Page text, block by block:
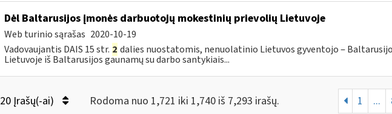
Dėl Baltarusijos įmonės darbuotojų mokestinių prievolių Lietuvoje
Web turinio sąrašas 2020-10-19
Vadovaujantis DAIS 15 str. 2 dalies nuostatomis, nenuolatinio Lietuvos gyventojo ‒
Lietuvoje iš Baltarusijos gaunamų su darbo santykiais...
20 Įrašų(-ai) Rodoma nuo 1,721 iki 1,740 iš 7,293 irašų. 1 ...